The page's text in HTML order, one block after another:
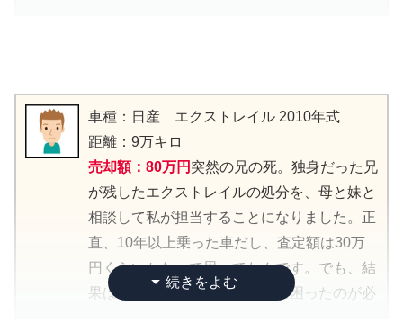
スバルの中でも人気で、中古市場でも需要が
多いとか。特に2013年モデルは、古さもあ
まり感じさせず、走りの良さやデザインのバ
ランスが評価されているらしいです。
父の選んだ車の確かさを、改めて実感しまし
た。
最終的に一番高く評価してくれた店に売却し
が高かったです。走行距離4万キロというの
も、かなりの好条件だったみたいです。た
だ、右側のドアに結構目立つ傷があって、こ
れが査定額にどう影響するか心配でした。
査定を受ける時に気をつけたのが、傷のこと
はしっかり伝えることです。
父親は無理な運転をするタイプではなく、整
車種：日産 エクストレイル 2010年式
距離：9万キロ
売却額：80万円 突然の兄の死。独身だった兄
が残したエクストレイルの処分を、母と妹と
相談して私が担当することになりました。正
直、10年以上乗った車だし、査定額は30万
円くらいかなって思ってたんです。でも、結
果は予想以上でしたね。最初に困ったのが必